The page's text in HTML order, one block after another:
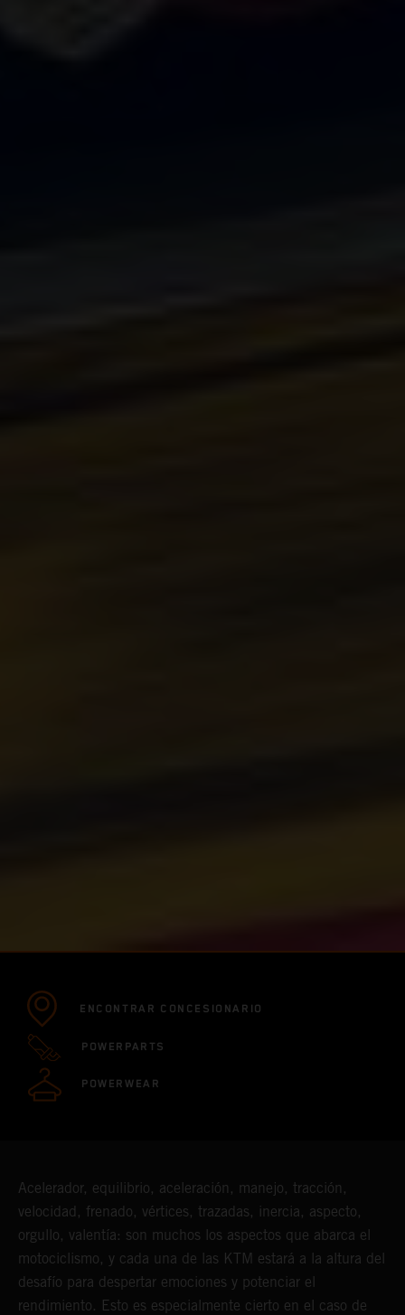
ENCONTRAR CONCESIONARIO
POWERPARTS
POWERWEAR
Acelerador, equilibrio, aceleración, manejo, tracción,
velocidad, frenado, vértices, trazadas, inercia, aspecto,
orgullo, valentía: son muchos los aspectos que abarca el
motociclismo, y cada una de las KTM estará a la altura del
desafío para despertar emociones y potenciar el
rendimiento. Esto es especialmente cierto en el caso de